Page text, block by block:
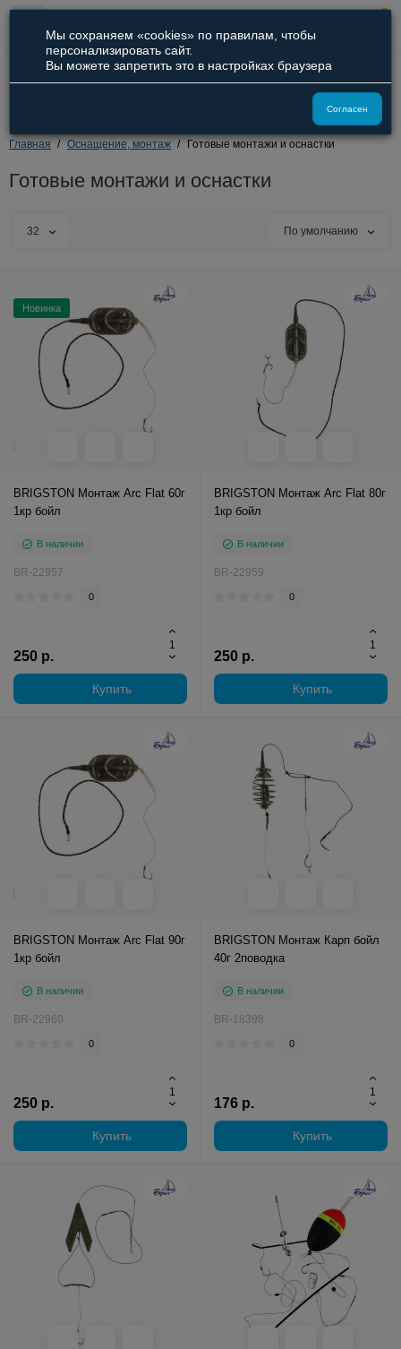
8 (800) 551-09-94
8 (929) 836-66-51
Главная Оснащение, монтаж Готовые монтажи и оснастки
Готовые монтажи и оснастки
32 По умолчанию
Новинка
BRIGSTON Монтаж Arc Flat 60г
1кр бойл
В наличии
BR-22957
0
250 р.
Купить
BRIGSTON Монтаж Arc Flat 80г
1кр бойл
В наличии
BR-22959
0
250 р.
Купить
BRIGSTON Монтаж Arc Flat 90г
1кр бойл
В наличии
BR-22960
0
250 р.
Купить
BRIGSTON Монтаж Карп бойл
40г 2поводка
В наличии
BR-18398
0
176 р.
Купить
Мы сохраняем «cookies» по правилам, чтобы
персонализировать сайт.
Вы можете запретить это в настройках браузера
Согласен